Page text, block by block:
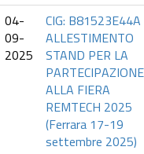
04-
09-
2025
CIG:
ALLESTIMENTO
STAND PER LA
PARTECIPAZIONE
ALLA FIERA
REMTECH 2025
(Ferrara 17-19
settembre 2025)